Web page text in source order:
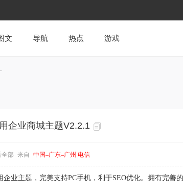
文 导航 热点 游戏
企业商城主题V2.2.1
全部 来自 中国–广东–广州 电信
企业主题，完美支持PC手机，利于SEO优化。拥有完